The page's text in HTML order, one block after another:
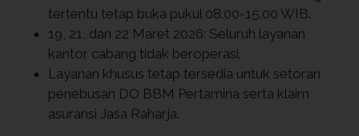
tertentu tetap buka pukul 08.00-15.00 WIB.
19, 21, dan 22 Maret 2026: Seluruh layanan
kantor cabang tidak beroperasi.
Layanan khusus tetap tersedia untuk setoran
penebusan DO BBM Pertamina serta klaim
asuransi Jasa Raharja.